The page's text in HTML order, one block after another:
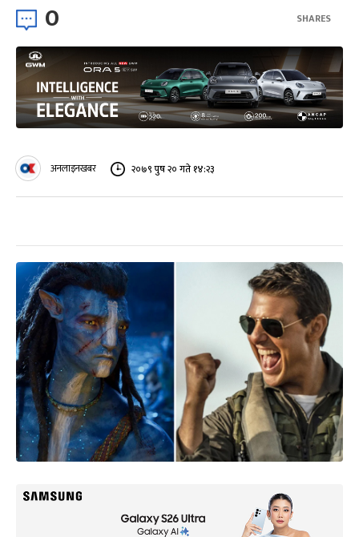
0 SHARES
अनलाइनखबर २०७९ पुष २० गते १४:२३